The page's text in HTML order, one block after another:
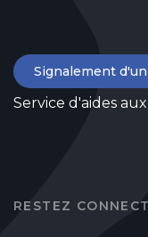
Signalement
Service d'aides
RESTEZ